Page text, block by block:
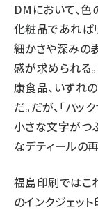
DMにおいて、
化粧品であれば
細かさや深みの
感が求められる
康食品、いずれ
だ。だが、「パ
小さな文字がつ
なデティールの
福島印刷ではこ
のインクジェッ